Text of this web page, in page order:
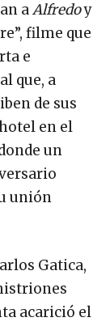
aAlfredoy
filme que
e
que, a
de sus
en el
un
unión
Gatica,
acarició el